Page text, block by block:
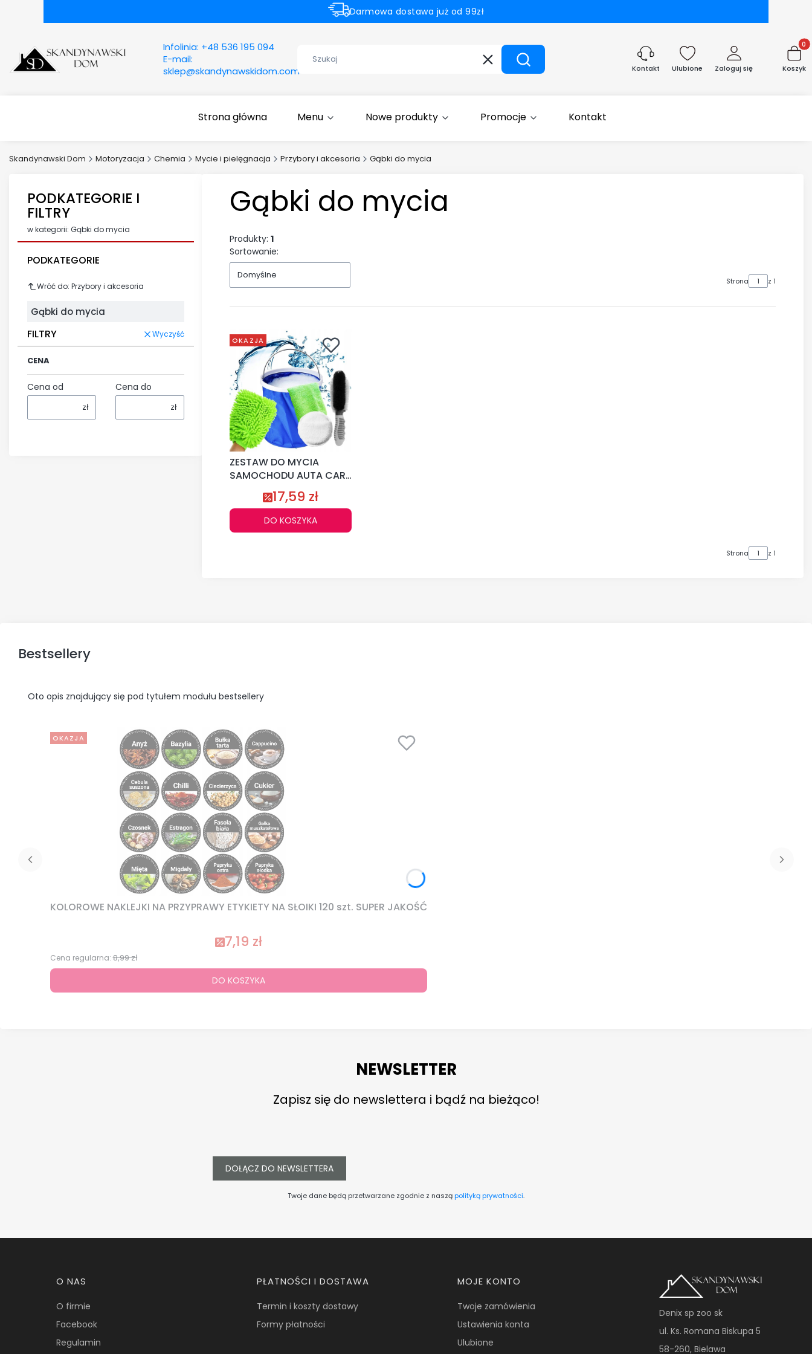
Darmowa dostawa już od 99zł
Infolinia: +48 536 195 094
E-mail:
sklep@skandynawskidom.com
WyczyśćSzukaj Kontakt Ulubione Zaloguj się Koszyk
Strona główna Menu Nowe produkty Promocje Kontakt
Skandynawski Dom Motoryzacja Chemia Mycie i pielęgnacja Przybory i akcesoria Gąbki do mycia
PODKATEGORIE I
FILTRY
w kategorii: Gąbki do mycia
PODKATEGORIE
Wróć do: Przybory i akcesoria
Gąbki do mycia
FILTRY Wyczyść
CENA
Cena od
zł
Cena do
zł
Gąbki do mycia
Produkty: 1
Sortowanie:
Domyślne
Strona z 1
OKAZJA
ZESTAW DO MYCIA
SAMOCHODU AUTA CAR
DETAILING 6cz.
17,59 zł
DO KOSZYKA
Strona z 1
Bestsellery
Oto opis znajdujący się pod tytułem modułu bestsellery
OKAZJA
KOLOROWE NAKLEJKI NA PRZYPRAWY ETYKIETY NA SŁOIKI 120 szt. SUPER JAKOŚĆ
7,19 zł
Cena regularna: 8,99 zł
DO KOSZYKA
NEWSLETTER
Zapisz się do newslettera i bądź na bieżąco!
DOŁĄCZ DO NEWSLETTERA
Twoje dane będą przetwarzane zgodnie z nasząpolityką prywatności.
Linki w stopce
O NAS
O firmie
Facebook
Regulamin
PŁATNOŚCI I DOSTAWA
Termin i koszty dostawy
Formy płatności
MOJE KONTO
Twoje zamówienia
Ustawienia konta
Ulubione
Denix sp zoo sk
ul. Ks. Romana Biskupa 5
58-260, Bielawa